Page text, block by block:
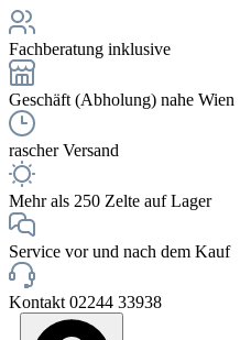
Fachberatung inklusive
Geschäft (Abholung) nahe Wien
rascher Versand
Mehr als 250 Zelte auf Lager
Service vor und nach dem Kauf
Kontakt 02244 33938